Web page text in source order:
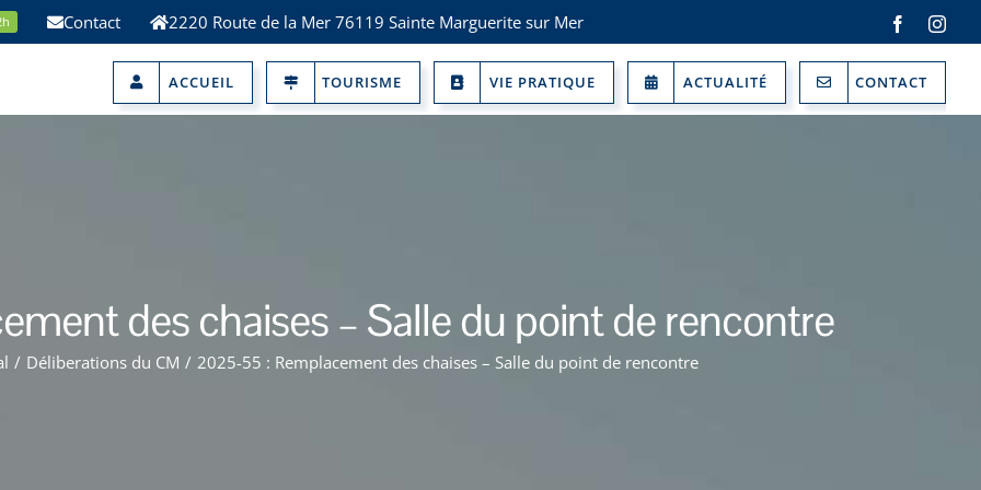
Contact 2220 Route de la Mer 76119 Sainte Marguerite sur Mer Facebook
ACCUEIL TOURISME VIE PRATIQUE ACTUALITÉ CONTACT
des chaises – Salle du point de rencontre
/ Déliberations du CM / 2025-55 : Remplacement des chaises – Salle du point de rencontre